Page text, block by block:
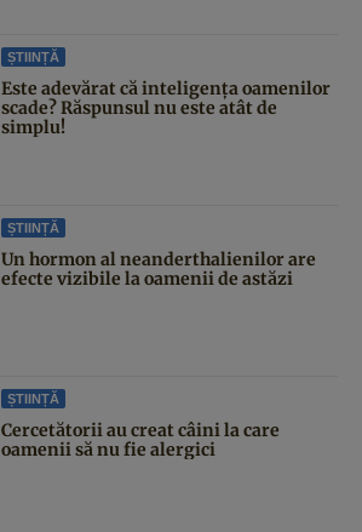
ȘTIINȚĂ
Este adevărat că inteligența oamenilor
scade? Răspunsul nu este atât de
simplu!
ȘTIINȚĂ
Un hormon al neanderthalienilor are
efecte vizibile la oamenii de astăzi
ȘTIINȚĂ
Cercetătorii au creat câini la care
oamenii să nu fie alergici